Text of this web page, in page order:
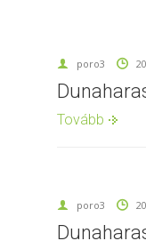
poro3
Tovább
poro3